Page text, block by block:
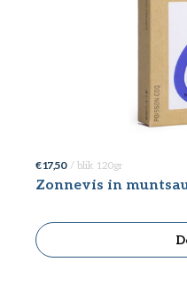
€ 17,50 / blik 120gr
Zonnevis in